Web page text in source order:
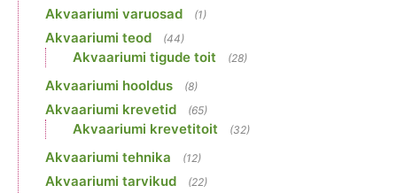
Akvaariumi varuosad (1)
Akvaariumi teod (44)
Akvaariumi tigude toit (28)
Akvaariumi hooldus (8)
Akvaariumi krevetid (65)
Akvaariumi krevetitoit (32)
Akvaariumi tehnika (12)
Akvaariumi tarvikud (22)